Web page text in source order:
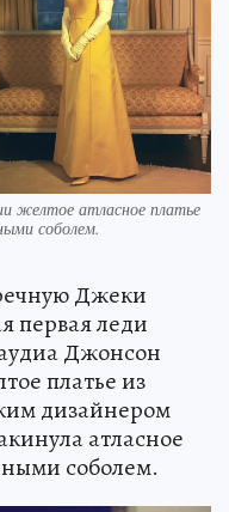
желтое атласное платье
соболем.
Джеки
первая леди
Джонсон
платье из
дизайнером
атласное
соболем.